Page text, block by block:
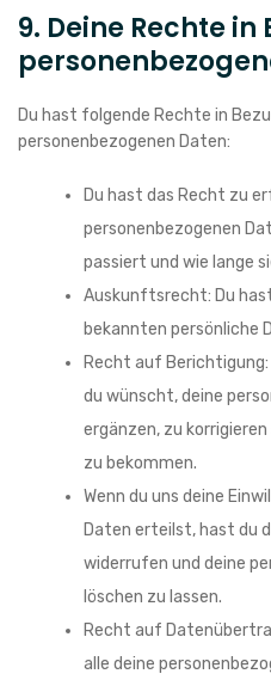
9. Deine Rechte in
Du hast folgende Rechte in
personenbezogenen Daten:
Du hast das Recht zu
personenbezogenen
passiert und wie lange
Auskunftsrecht: Du
bekannten persönliche
Recht auf
du wünscht, deine
ergänzen, zu
zu bekommen.
Wenn du uns deine
Daten erteilst, hast du
widerrufen und deine
löschen zu lassen.
Recht auf
alle deine